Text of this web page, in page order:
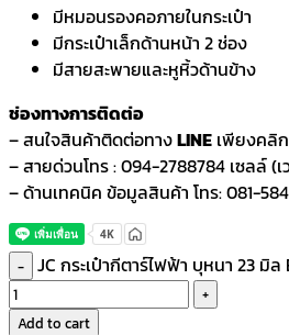
มีหมอนรองคอภายในกระเป๋า
มีกระเป๋าเล็กด้านหน้า 2 ช่อง
มีสายสะพายและหูหิ้วด้านข้าง
ช่องทางการติดต่อ
– สนใจสินค้าติดต่อทางLINE เพียงคลิ
– สายด่วนโทร : 094-2788784 เซลล์ (
– ด้านเทคนิค ข้อมูลสินค้า โทร: 081-
JC กระเป๋ากีตาร์ไฟฟ้า บุหนา 23 มิ
Add to cart